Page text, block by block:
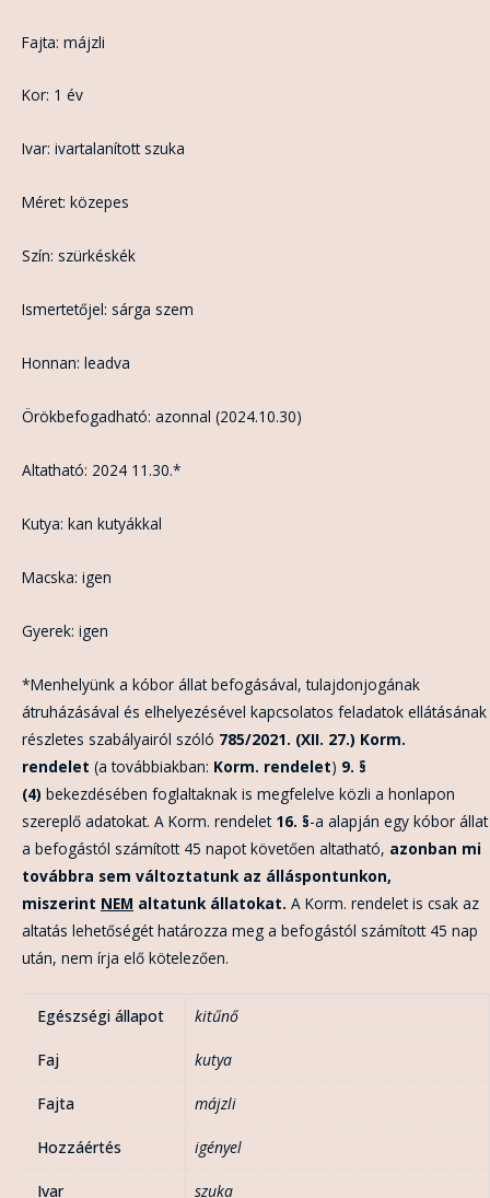
Fajta: májzli
Kor: 1 év
Ivar: ivartalanított szuka
Méret: közepes
Szín: szürkéskék
Ismertetőjel: sárga szem
Honnan: leadva
Örökbefogadható: azonnal (2024.10.30)
Altatható: 2024 11.30.*
Kutya: kan kutyákkal
Macska: igen
Gyerek: igen
*Menhelyünk a kóbor állat befogásával, tulajdonjogának
átruházásával és elhelyezésével kapcsolatos feladatok ellátásának
részletes szabályairól szóló 785/2021. (XII. 27.) Korm.
rendelet (a továbbiakban: Korm. rendelet) 9. §
(4) bekezdésében foglaltaknak is megfelelve közli a honlapon
szereplő adatokat. A Korm. rendelet 16. §-a alapján egy kóbor állat
a befogástól számított 45 napot követően altatható, azonban mi
továbbra sem változtatunk az álláspontunkon,
miszerint NEM altatunk állatokat. A Korm. rendelet is csak az
altatás lehetőségét határozza meg a befogástól számított 45 nap
után, nem írja elő kötelezően.
Egészségi állapot kitűnő
Faj kutya
Fajta májzli
Hozzáértés igényel
Ivar szuka